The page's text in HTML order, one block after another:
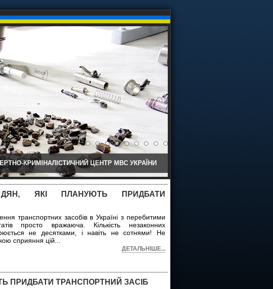
КРИМІНАЛІСТИЧНИЙ ЦЕНТР МВС УКРАЇНИ
ЯКІ ПЛАНУЮТЬ ПРИДБАТИ
транспортних засобів в Україні з перебитими
просто вражаюча. Кількість незаконних
не десятками, і навіть не сотнями! Не
сприяння цій
ДЕТАЛЬНІШЕ...
ПРИДБАТИ ТРАНСПОРТНИЙ ЗАСІБ